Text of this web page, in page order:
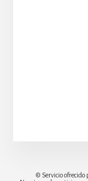
© Servicio ofrecido